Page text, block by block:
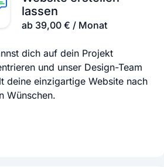
lassen
ab 39,00 € / Monat
dich auf dein Projekt
und unser Design-Team
deine einzigartige Website nach
Wünschen.